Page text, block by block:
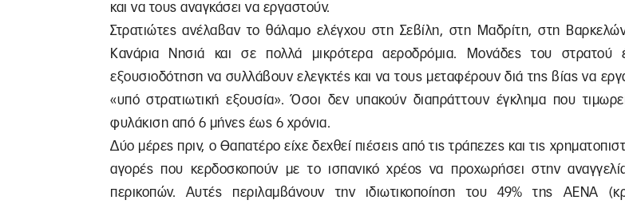
και να τους αναγκάσει να εργαστούν.
Στρατιώτες ανέλαβαν το θάλαμο ελέγχου στη Σεβίλη, στη Μαδρίτη, στη
Κανάρια Νησιά και σε πολλά μικρότερα αεροδρόμια. Μονάδες του στρατού
εξουσιοδότηση να συλλάβουν ελεγκτές και να τους μεταφέρουν διά της βίας να
«υπό στρατιωτική εξουσία». Όσοι δεν υπακούν διαπράττουν έγκλημα που
φυλάκιση από 6 μήνες έως 6 χρόνια.
Δύο μέρες πριν, ο Θαπατέρο είχε δεχθεί πιέσεις από τις τράπεζες και τις
αγορές που κερδοσκοπούν με το ισπανικό χρέος να προχωρήσει στην
περικοπών. Αυτές περιλαμβάνουν την ιδιωτικοποίηση του 49% της ΑΕΝΑ